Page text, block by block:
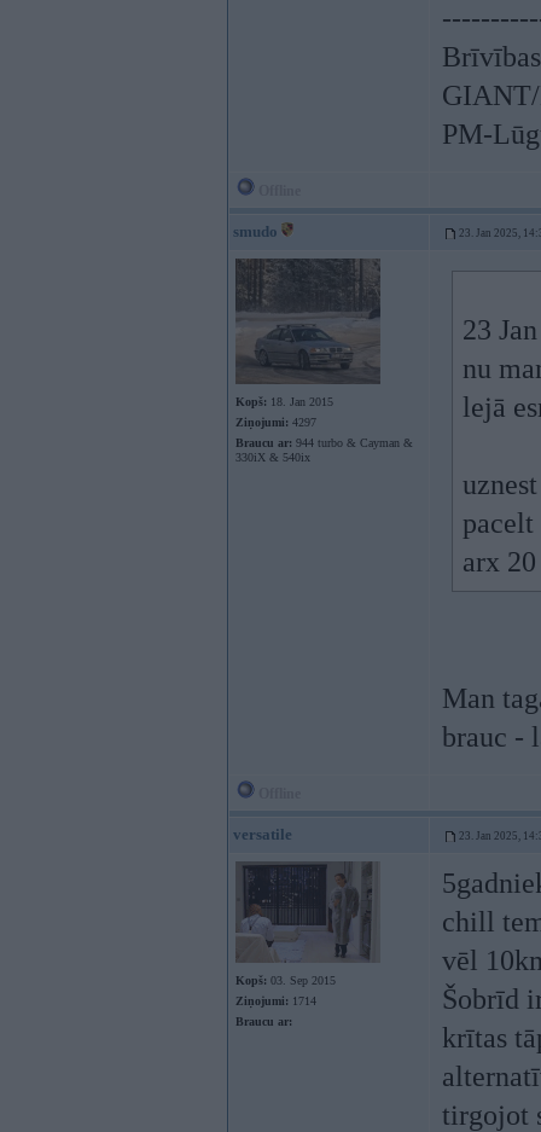
GIANT/
PM-
smudo 23. Jan 2025,
Kopš: 18. Jan 2015
Ziņojumi: 4297
Braucu ar: 944 turbo & Cayman &
330iX & 540ix
23
nu
lejā
pacelt
arx
Man
brauc -
versatile 23. Jan 2025,
Kopš: 03. Sep 2015
Ziņojumi: 1714
Braucu ar:
chill
vēl
Šobrīd
krītas
tirgojot